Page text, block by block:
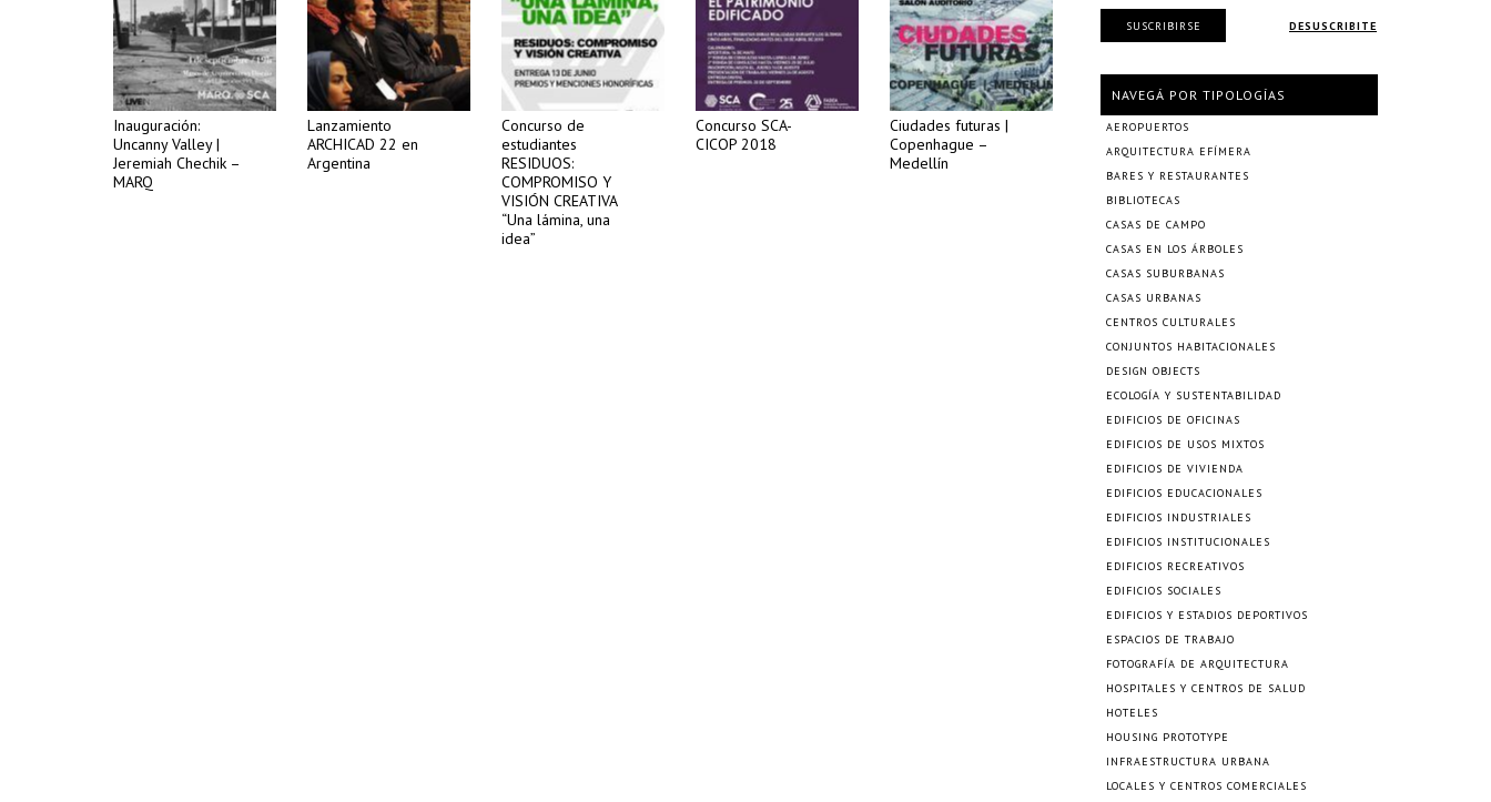
Inauguración:
Uncanny Valley |
Jeremiah Chechik –
MARQ
Lanzamiento
ARCHICAD 22 en
Argentina
Concurso de
estudiantes
RESIDUOS:
COMPROMISO Y
VISIÓN CREATIVA
“Una lámina, una
idea”
Concurso SCA-
CICOP 2018
Ciudades futuras |
Copenhague –
Medellín
DESUSCRIBITE
SUSCRIBIRSE
NAVEGÁ POR TIPOLOGÍAS
AEROPUERTOS
ARQUITECTURA EFÍMERA
BARES Y RESTAURANTES
BIBLIOTECAS
CASAS DE CAMPO
CASAS EN LOS ÁRBOLES
CASAS SUBURBANAS
CASAS URBANAS
CENTROS CULTURALES
CONJUNTOS HABITACIONALES
DESIGN OBJECTS
ECOLOGÍA Y SUSTENTABILIDAD
EDIFICIOS DE OFICINAS
EDIFICIOS DE USOS MIXTOS
EDIFICIOS DE VIVIENDA
EDIFICIOS EDUCACIONALES
EDIFICIOS INDUSTRIALES
EDIFICIOS INSTITUCIONALES
EDIFICIOS RECREATIVOS
EDIFICIOS SOCIALES
EDIFICIOS Y ESTADIOS DEPORTIVOS
ESPACIOS DE TRABAJO
FOTOGRAFÍA DE ARQUITECTURA
HOSPITALES Y CENTROS DE SALUD
HOTELES
HOUSING PROTOTYPE
INFRAESTRUCTURA URBANA
LOCALES Y CENTROS COMERCIALES